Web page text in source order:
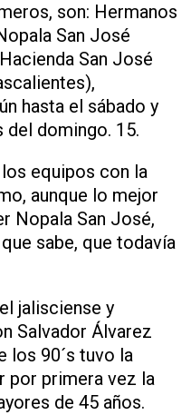
son: Hermanos
San José
San José
hasta el sábado y
del domingo. 15.
equipos con la
aunque lo mejor
Nopala San José,
sabe, que todavía
jalisciense y
Salvador Álvarez
los 90´s tuvo la
por primera vez la
de 45 años.